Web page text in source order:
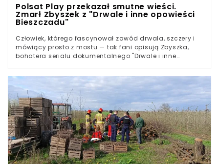
Polsat Play przekazał smutne wieści.
Zmarł Zbyszek z "Drwale i inne opowieści
Bieszczadu"
Człowiek, którego fascynował zawód drwala, szczery i
mówiący prosto z mostu — tak fani opisują Zbyszka,
bohatera serialu dokumentalnego "Drwale i inne
wypalaniem drewna.